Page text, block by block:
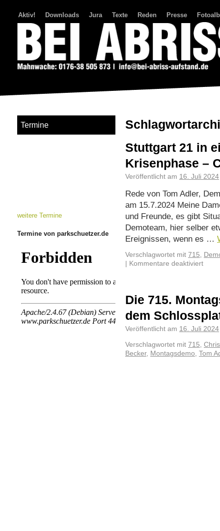
Aktiv! Downloads Jura Texte Reden Presse
Stuttgart 21 in
Krisenphase –
Veröffentlicht am 16. Juli 2024
Rede von Tom Adler,
am 15.7.2024 Meine
und Freunde, es gibt
Demoteam, hier selber
Ereignissen, wenn es …
Verschlagwortet mit 715,
Kommentare deaktiviert
Die 715.
dem
Veröffentlicht am 16. Juli 2024
Verschlagwortet mit 715,
Becker, Montagsdemo, Tom
Termine
weitere Termine
Termine von parkschuetzer.de